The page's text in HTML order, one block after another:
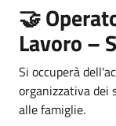
🤝
Lavoro –
Si occuperà
organizzativa dei
alle famiglie.